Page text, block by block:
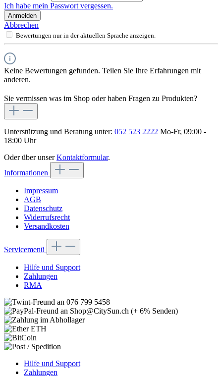
Ich habe mein Passwort vergessen.
Anmelden
Abbrechen
Bewertungen nur in der aktuellen Sprache anzeigen.
Keine Bewertungen gefunden. Teilen Sie Ihre Erfahrungen mit
anderen.
Sie vermissen was im Shop oder haben Fragen zu Produkten?
Unterstützung und Beratung unter: 052 523 2222 Mo-Fr, 09:00 -
18:00 Uhr
Oder über unserKontaktformular.
Informationen
Impressum
AGB
Datenschutz
Widerrufsrecht
Versandkosten
Servicemenü
Hilfe und Support
Zahlungen
RMA
Hilfe und Support
Zahlungen